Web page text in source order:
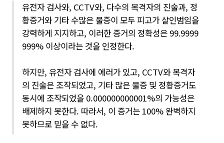
유전자 검사와, CCTV와, 다수의 목격자의 진술과, 정
황증거와 기타 수많은 물증이 모두 피고가 살인범임을
강력하게 지지하고, 이러한 증거의 정확성은 99.9999
999% 이상이라는 것을 인정한다.
하지만, 유전자 검사에 에러가 있고, CCTV와 목격자
의 진술은 조작되었고, 기타 많은 물증 및 정황증거도
동시에 조작되었을 0.000000000001%의 가능성은
배제하지 못한다. 따라서, 이 증거는 100% 완벽하지
못하므로 믿을 수 없다.